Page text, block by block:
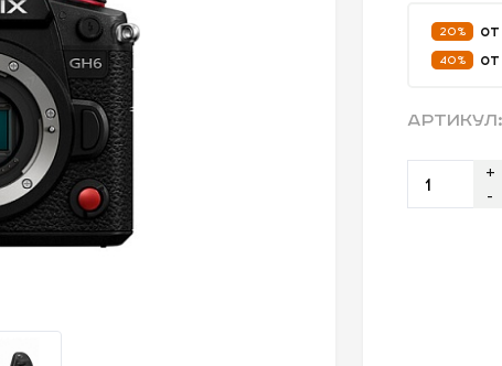
20%
40%
АРТИКУЛ:
+
-